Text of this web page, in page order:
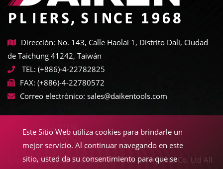
Dirección: No. 143, Calle Haolai 1, Distrito Dali, Ciudad
de Taichung 41242, Taiwán
TEL: (+886)-4-22782825
FAX: (+886)-4-22780572
Correo electrónico: sales@daikentools.com
Copyright © 2022-2026 Daiken Tools Enterprises Co. Ltd All
Este Sitio Web utiliza cookies para brindarle un
mejor servicio. Al continuar navegando en este
sitio, usted da su consentimiento para que se